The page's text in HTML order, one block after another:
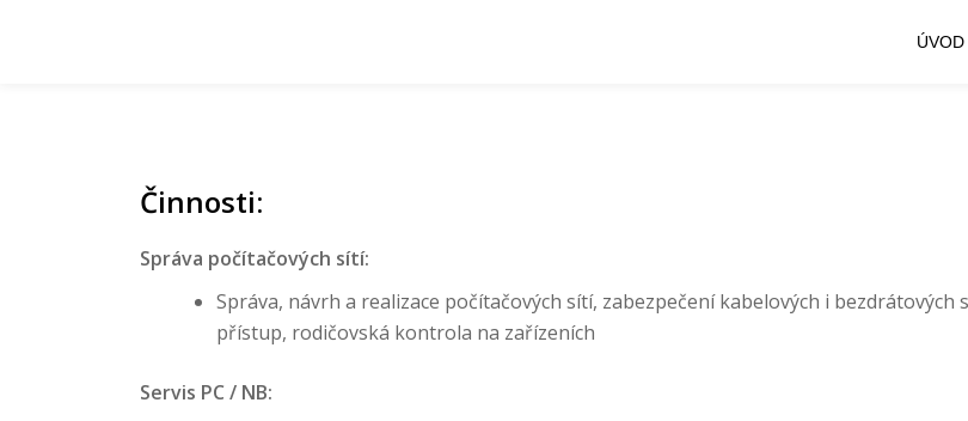
ÚVOD
Činnosti:
Správa počítačových sítí:
Správa, návrh a realizace počítačových sítí, zabezpečení kabelových i
přístup, rodičovská kontrola na zařízeních
Servis PC / NB: